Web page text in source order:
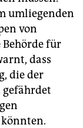
umliegenden
von
für
dass
die der